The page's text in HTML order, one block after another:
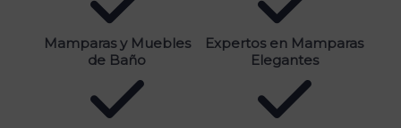
Mamparas y Muebles
de Baño
Expertos en Mamparas
Elegantes